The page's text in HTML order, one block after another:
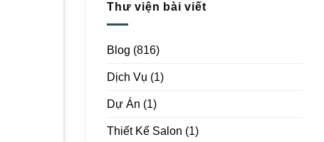
Thư viện bài viết
Blog (816)
Dịch Vụ (1)
Dự Án (1)
Thiết Kế Salon (1)